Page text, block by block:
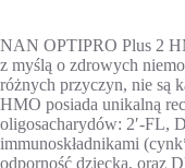
NAN OPTIPRO Plus 2
z myślą o zdrowych
różnych przyczyn, nie są
HMO posiada unikalną
oligosacharydów: 2′-FL,
immunoskładnikami
odporność dziecka, oraz